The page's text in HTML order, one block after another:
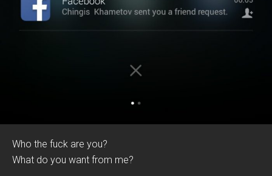
Who the fuck are you?
What do you want from me?